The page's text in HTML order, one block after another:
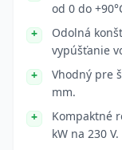
od 0 do
Odolná
vypúšťanie
Vhodný pre
mm.
Kompaktné
kW na 230 V.